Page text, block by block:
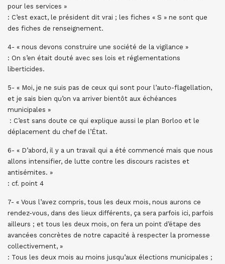
pour les services »
: C’est exact, le président dit vrai ; les fiches « S » ne sont que
des fiches de renseignement.
4- « nous devons construire une société de la vigilance »
: On s’en était douté avec ses lois et réglementations
liberticides.
5- « Moi, je ne suis pas de ceux qui sont pour l’auto-flagellation,
et je sais bien qu’on va arriver bientôt aux échéances
municipales »
: C’est sans doute ce qui explique aussi le plan Borloo et le
déplacement du chef de l’État.
6- « D’abord, il y a un travail qui a été commencé mais que nous
allons intensifier, de lutte contre les discours racistes et
antisémites. »
: cf. point 4
7- « Vous l’avez compris, tous les deux mois, nous aurons ce
rendez-vous, dans des lieux différents, ça sera parfois ici, parfois
ailleurs ; et tous les deux mois, on fera un point d’étape des
avancées concrètes de notre capacité à respecter la promesse
collectivement, »
: Tous les deux mois au moins jusqu’aux élections municipales ;